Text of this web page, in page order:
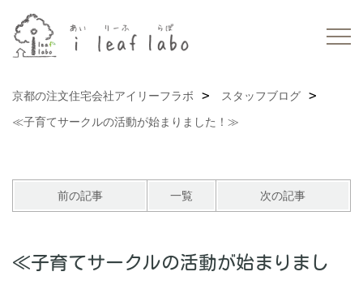
京都の注文住宅会社アイリーフラボ
スタッフブログ
≪子育てサークルの活動が始まりました！≫
前の記事 一覧 次の記事
≪子育てサークルの活動が始まりまし